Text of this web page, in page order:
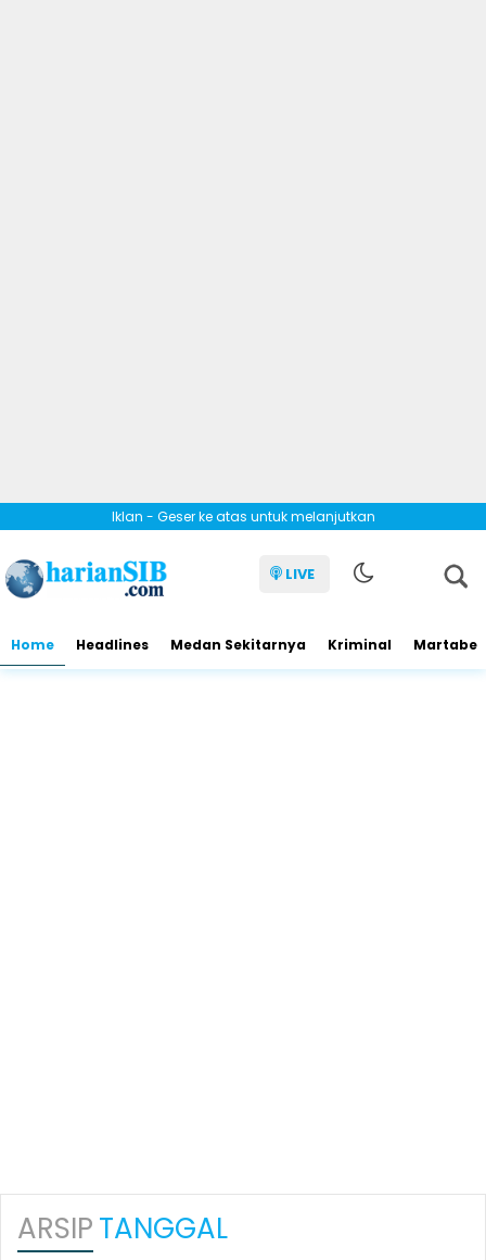
Iklan - Geser ke atas untuk melanjutkan
LIVE
Home Headlines Medan Sekitarnya Kriminal Martabe
ARSIPTANGGAL